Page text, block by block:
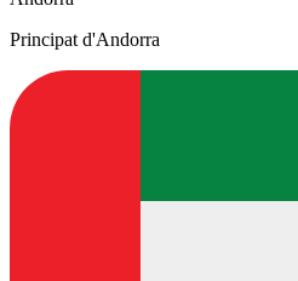
Principat d'Andorra